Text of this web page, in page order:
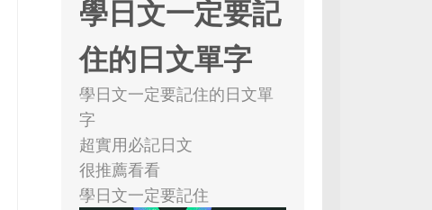
學日文一定要記
住的日文單字
學日文一定要記住的日文單
字
超實用必記日文
很推薦看看
學日文一定要記住